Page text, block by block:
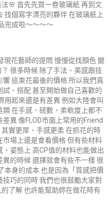
🌸 首先先買一卷玻璃紙 再到文
找個寫字漂亮的夥伴 在玻璃紙上
完成啦～～～～